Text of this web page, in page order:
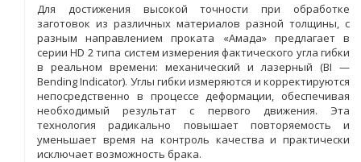
Для достижения высокой точности при обработке
заготовок из различных материалов разной толщины, с
разным направлением проката «Амада» предлагает в
серии HD 2 типа систем измерения фактического угла гибки
в реальном времени: механический и лазерный (BI —
Bending Indicator). Углы гибки измеряются и корректируются
непосредственно в процессе деформации, обеспечивая
необходимый результат с первого движения. Эта
технология радикально повышает повторяемость и
уменьшает время на контроль качества и практически
исключает возможность брака.